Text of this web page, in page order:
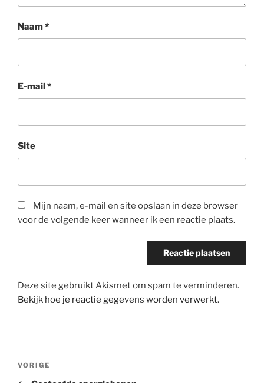
Naam*
E-mail*
Site
Mijn naam, e-mail en site opslaan in deze browser
voor de volgende keer wanneer ik een reactie plaats.
Deze site gebruikt Akismet om spam te verminderen.
Bekijk hoe je reactie gegevens worden verwerkt.
Bericht
Vorig
bericht
VORIGE